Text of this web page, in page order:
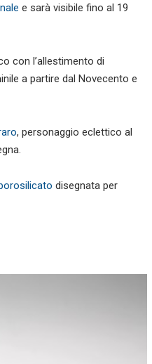
e sarà visibile fino al 19
con l’allestimento di
a partire dal Novecento e
, personaggio eclettico al
disegnata per